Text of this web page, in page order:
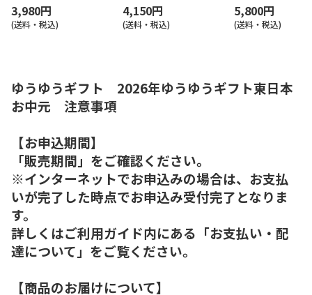
3,980円
(送料・税込)
4,150円
(送料・税込)
5,800円
(送料・税込)
ゆうゆうギフト 2026年ゆうゆうギフト東日本
お中元 注意事項
【お申込期間】
「販売期間」をご確認ください。
※インターネットでお申込みの場合は、お支払
いが完了した時点でお申込み受付完了となりま
す。
詳しくはご利用ガイド内にある「お支払い・配
達について」をご覧ください。
【商品のお届けについて】